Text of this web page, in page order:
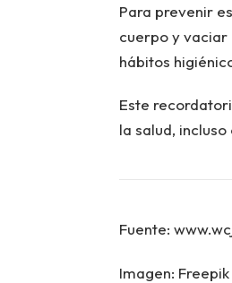
Para prevenir
cuerpo y
hábitos
Este
la salud,
Fuente:
Imagen: Freepik